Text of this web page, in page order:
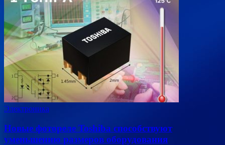
Электроника
Новые фотореле Toshiba способствуют
уменьшению размеров оборудования